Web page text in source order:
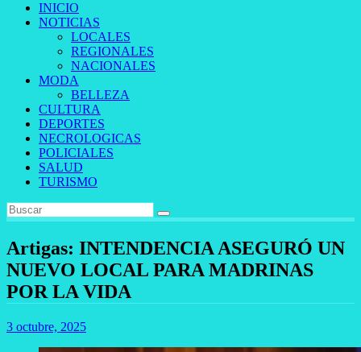
INICIO
NOTICIAS
LOCALES
REGIONALES
NACIONALES
MODA
BELLEZA
CULTURA
DEPORTES
NECROLOGICAS
POLICIALES
SALUD
TURISMO
Artigas: INTENDENCIA ASEGURÓ UN
NUEVO LOCAL PARA MADRINAS
POR LA VIDA
3 octubre, 2025